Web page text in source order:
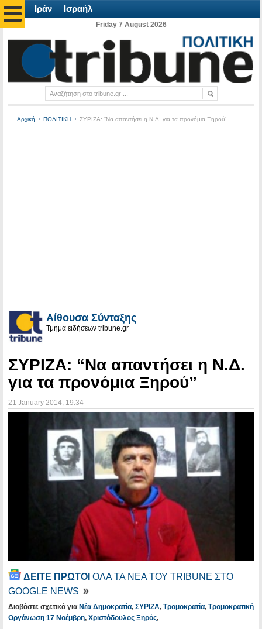
Ιράν Ισραήλ
Friday 7 August 2026
Αρχική ΠΟΛΙΤΙΚΗ ΣΥΡΙΖΑ: “Να απαντήσει η Ν.Δ. για τα προνόμια Ξηρού”
Αίθουσα Σύνταξης
Τμήμα ειδήσεων tribune.gr
ΣΥΡΙΖΑ: “Να απαντήσει η Ν.Δ.
για τα προνόμια Ξηρού”
21 January 2014 , 19:34
ΔΕΙΤΕ ΠΡΩΤΟΙ ΟΛΑ ΤΑ ΝΕΑ ΤΟΥ TRIBUNE ΣΤΟ
GOOGLE NEWS
Διαβάστε σχετικά για Νέα Δημοκρατία, ΣΥΡΙΖΑ, Τρομοκρατία, Τρομοκρατική
Οργάνωση 17 Νοέμβρη, Χριστόδουλος Ξηρός,